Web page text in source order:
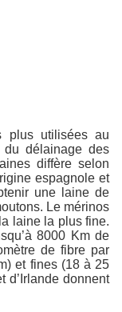
plus utilisées au
délainage des
diffère selon
espagnole et
une laine de
Le mérinos
laine la plus fine.
8000 Km de
de fibre par
et fines (18 à 25
d’Irlande donnent